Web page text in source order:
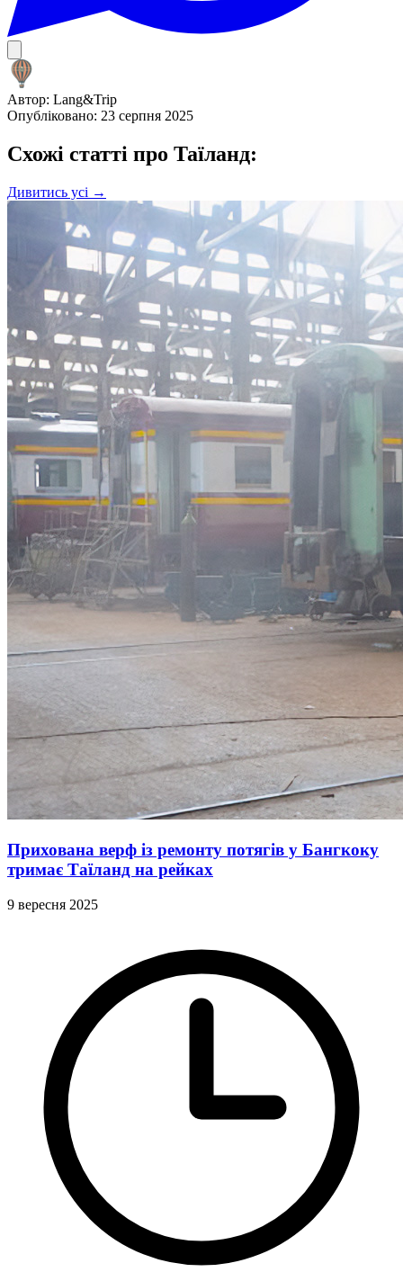
Автор: Lang&Trip
Опубліковано: 23 серпня 2025
Схожі статті про Таїланд:
Дивитись усі →
Прихована верф із ремонту потягів у Бангкоку
тримає Таїланд на рейках
9 вересня 2025